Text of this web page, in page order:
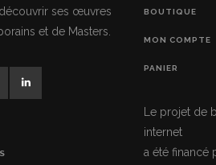
ses œuvres
et de Masters.
BOUTIQUE
MON COMPTE
PANIER
Le projet de
internet
a été financé